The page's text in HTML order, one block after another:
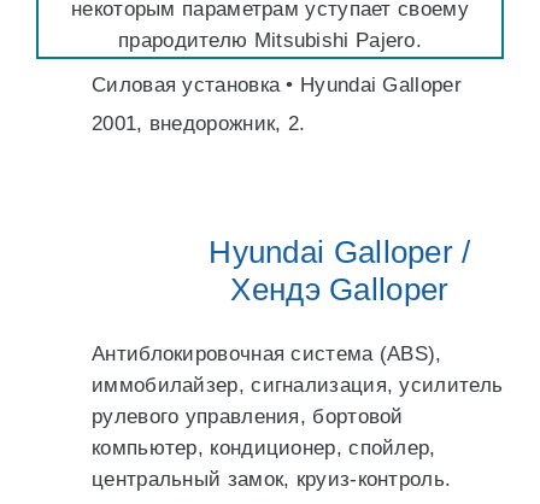
некоторым параметрам уступает своему
прародителю Mitsubishi Pajero.
Силовая установка • Hyundai Galloper
2001, внедорожник, 2.
Hyundai Galloper /
Хендэ Galloper
Антиблокировочная система (ABS),
иммобилайзер, сигнализация, усилитель
рулевого управления, бортовой
компьютер, кондиционер, спойлер,
центральный замок, круиз-контроль.